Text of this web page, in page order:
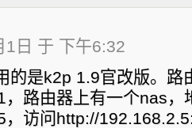
1日 于 下午6:32
的是k2p 1.9官改版。路
，路由器上有一个nas，
，访问http://